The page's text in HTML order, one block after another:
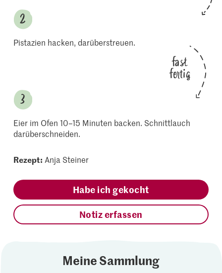
Pistazien hacken, darüberstreuen.
fast
fertig
Eier im Ofen 10–15 Minuten backen. Schnittlauch
darüberschneiden.
Rezept: Anja Steiner
Habe ich gekocht
Notiz erfassen
Meine Sammlung